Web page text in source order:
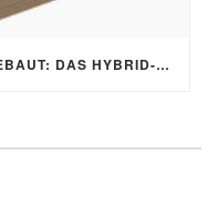
SCHNELL UND NACHHALTIG GEBAUT: DAS HYBRID-HAUS